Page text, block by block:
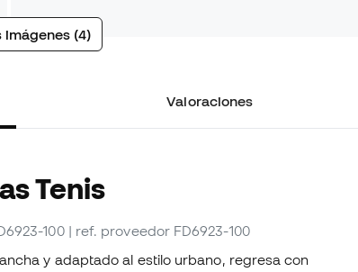
imágenes (4)
Valoraciones
Tenis
100 | ref. proveedor FD6923-100
y adaptado al estilo urbano, regresa con